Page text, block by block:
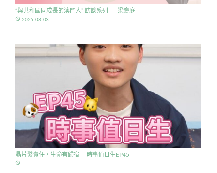
“與共和國同成長的澳門人” 訪談系列——梁慶庭
access_time 2026-08-03
晶片繫責任，生命有歸宿 │ 時事值日生EP45
access_time